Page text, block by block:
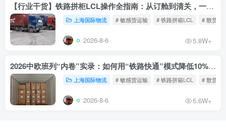
【行业干货】铁路拼柜LCL操作全指南：从订舱到清关，一文读懂
上海国际物流 # 敏感货运输 # 铁路拼箱LCL # 散货铁
2026-8-6 5.8W+
2026中欧班列“内卷”实录：如何用“铁路快通”模式降低10%物流成本？
上海国际物流 # 敏感货运输 # 铁路拼箱LCL # 散货铁
2026-8-6 5.6W+